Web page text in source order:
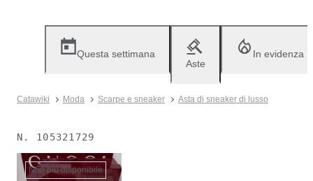
Questa settimana
Aste
In evidenza
Catawiki Moda Scarpe e sneaker Asta di sneaker di lusso
N. 105321729
Non più disponibile